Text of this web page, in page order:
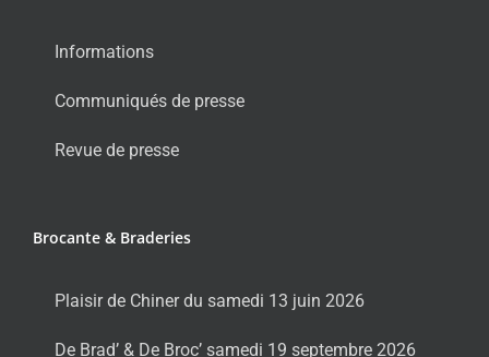
Informations
Communiqués de presse
Revue de presse
Brocante & Braderies
Plaisir de Chiner du samedi 13 juin 2026
De Brad’ & De Broc’ samedi 19 septembre 2026